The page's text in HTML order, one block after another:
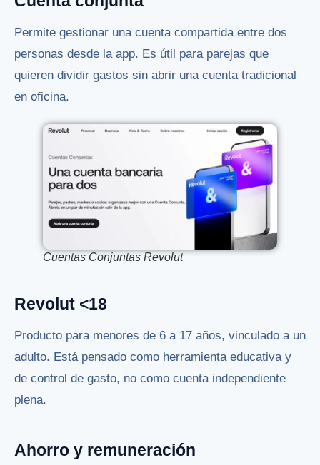
Permite gestionar una cuenta compartida entre dos
personas desde la app. Es útil para parejas que
quieren dividir gastos sin abrir una cuenta tradicional
en oficina.
Cuentas Conjuntas Revolut
Revolut <18
Producto para menores de 6 a 17 años, vinculado a un
adulto. Está pensado como herramienta educativa y
de control de gasto, no como cuenta independiente
plena.
Ahorro y remuneración